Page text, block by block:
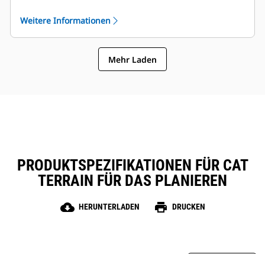
volle Schildlast-Kapazität, Überschnittschutz und
Arbeitsfortschrittsverfolgung.
Weitere Informationen
Mehr Laden
PRODUKTSPEZIFIKATIONEN FÜR CAT
TERRAIN FÜR DAS PLANIEREN
cloud_download HERUNTERLADEN print DRUCKEN